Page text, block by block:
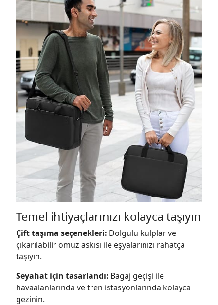
Temel ihtiyaçlarınızı kolayca taşıyın
Çift taşıma seçenekleri: Dolgulu kulplar ve
çıkarılabilir omuz askısı ile eşyalarınızı rahatça
taşıyın.
Seyahat için tasarlandı: Bagaj geçişi ile
havaalanlarında ve tren istasyonlarında kolayca
gezinin.